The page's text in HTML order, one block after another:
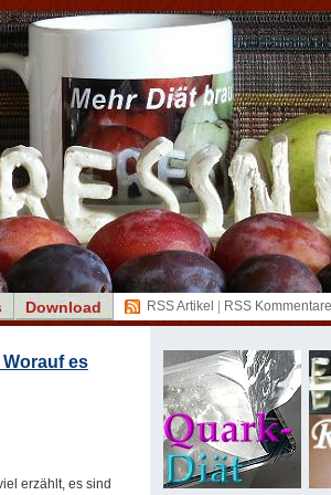
Download RSS Artikel RSS Kommentare
es
erzählt, es sind